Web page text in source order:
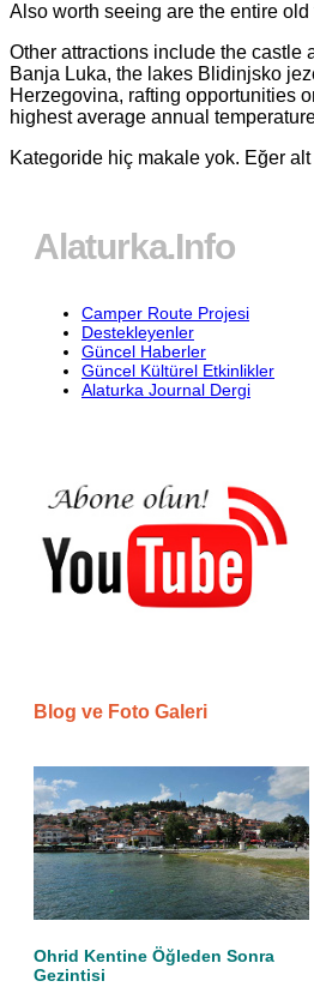
Also worth seeing are the entire
Other attractions include the castle
Banja Luka, the lakes Blidinjsko
Herzegovina, rafting opportunities
highest average annual
Kategoride hiç makale yok. Eğer
Alaturka.Info
Camper Route Projesi
Destekleyenler
Güncel Haberler
Güncel Kültürel Etkinlikler
Alaturka Journal Dergi
Blog ve Foto Galeri
Ohrid Kentine Öğleden Sonra
Gezintisi